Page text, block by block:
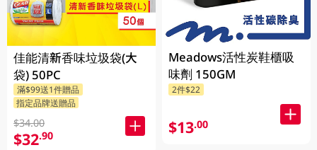
佳能清新香味垃圾袋(大
袋) 50PC
滿$99送1件贈品
指定品牌送贈品
$34.00
$32.90
Meadows活性炭鞋櫃吸
味劑 150GM
2件$22
$13.00